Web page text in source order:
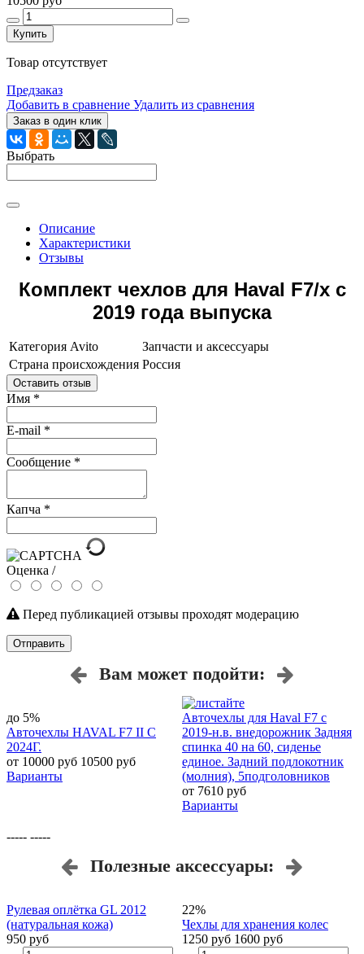
Купить
Товар отсутствует
Предзаказ
Добавить в сравнение Удалить из сравнения
Заказ в один клик
Выбрать
Описание
Характеристики
Отзывы
Комплект чехлов для Haval F7/x с
2019 года выпуска
Категория Avito
Запчасти и аксессуары
Страна происхождения Россия
Оставить отзыв
Имя *
E-mail *
Сообщение *
Капча *
Оценка /
Перед публикацией отзывы проходят модерацию
Отправить
Вам может подойти:
до 5%
Авточехлы HAVAL F7 II С
2024Г.
от 10000 руб 10500 руб
Варианты
Авточехлы для Haval F7 с
2019-н.в. внедорожник Задняя
спинка 40 на 60, сиденье
единое. Задний подлокотник
(молния), 5подголовников
от 7610 руб
Варианты
----- -----
Полезные аксессуары:
Рулевая оплётка GL 2012
(натуральная кожа)
950 руб
22%
Чехлы для хранения колес
1250 руб 1600 руб